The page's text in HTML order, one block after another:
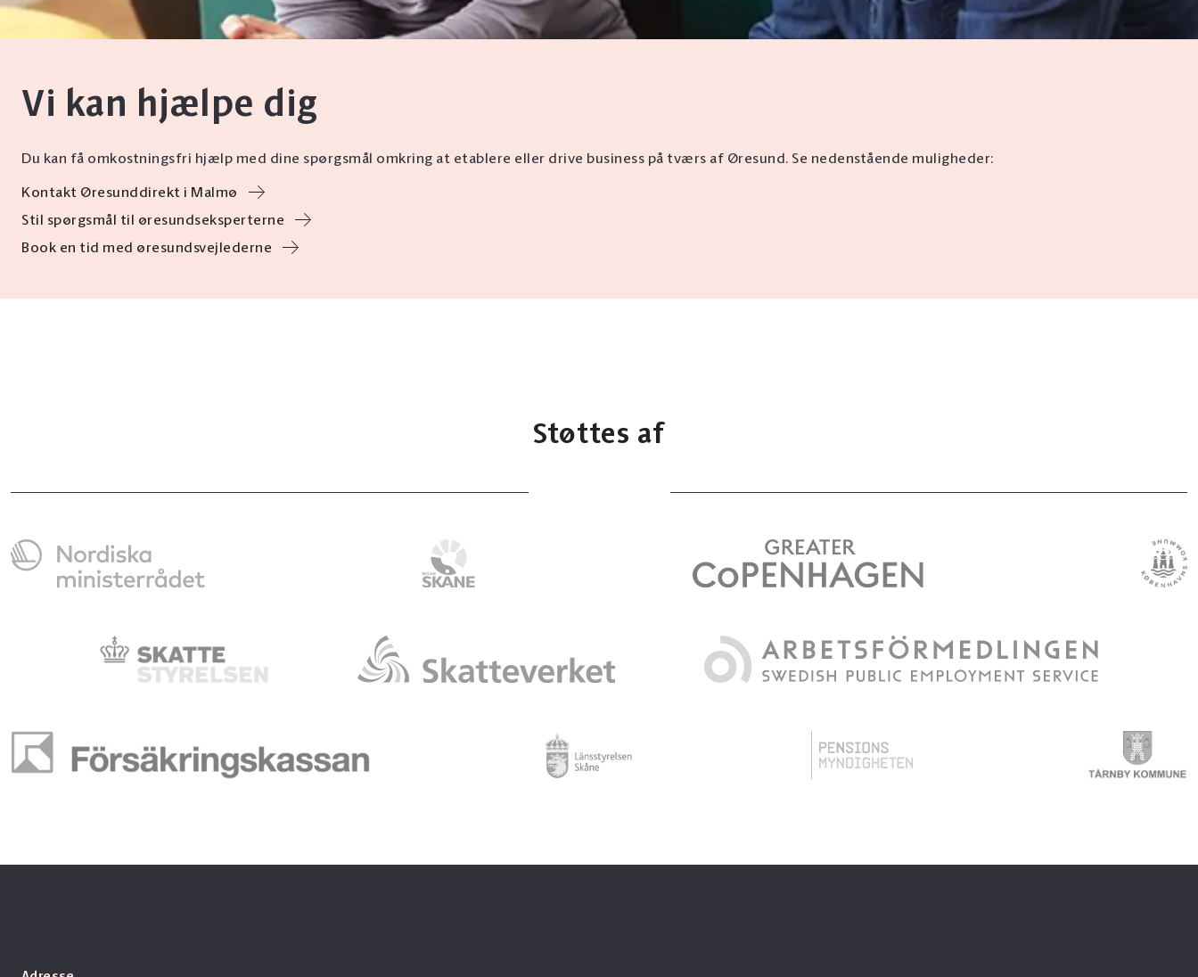
Vi kan hjælpe dig
Du kan få omkostningsfri hjælp med dine spørgsmål omkring at etablere eller drive business på tværs af Øresund. Se nedenstående muligheder:
Kontakt Øresunddirekt i Malmø
Stil spørgsmål til øresundseksperterne
Book en tid med øresundsvejlederne
Støttes af